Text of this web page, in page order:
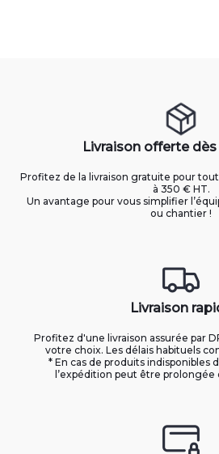
Livraison offerte
Profitez de la livraison gratuite pour
à 350 € HT.
Un avantage pour vous simplifier
ou chantier !
Livraison
Profitez d'une livraison assurée par
votre choix. Les délais habituels
* En cas de produits indisponibles
l’expédition peut être prolongée